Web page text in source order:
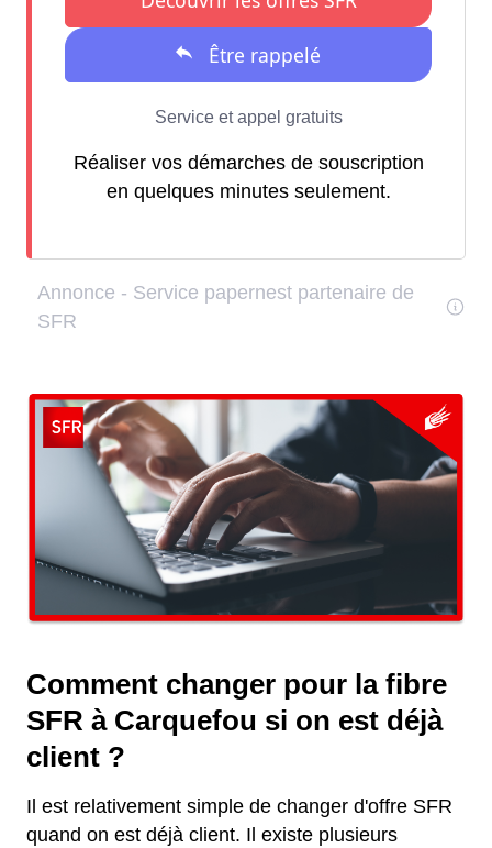
Réaliser vos démarches de souscription
en quelques minutes seulement.
Comment changer pour la fibre
SFR à Carquefou si on est déjà
client ?
Il est relativement simple de changer d'offre SFR
quand on est déjà client. Il existe plusieurs